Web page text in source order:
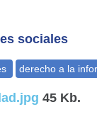
sociales
45 Kb.